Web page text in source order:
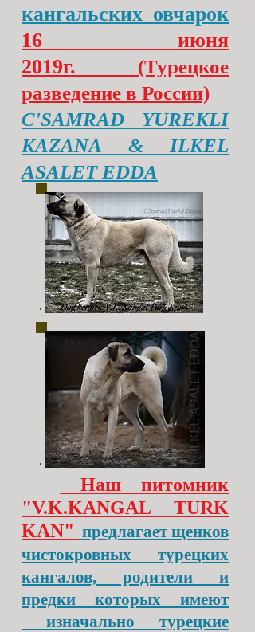
кангальских овчарок
16 июня
2019г. (Турецкое
разведение в России)
C'SAMRAD YUREKLI
KAZANA & ILKEL
ASALET EDDA
Наш питомник
"V.K.KANGAL TURK
KAN" предлагает щенков
чистокровных турецких
кангалов, родители и
предки которых имеют
изначально турецкие